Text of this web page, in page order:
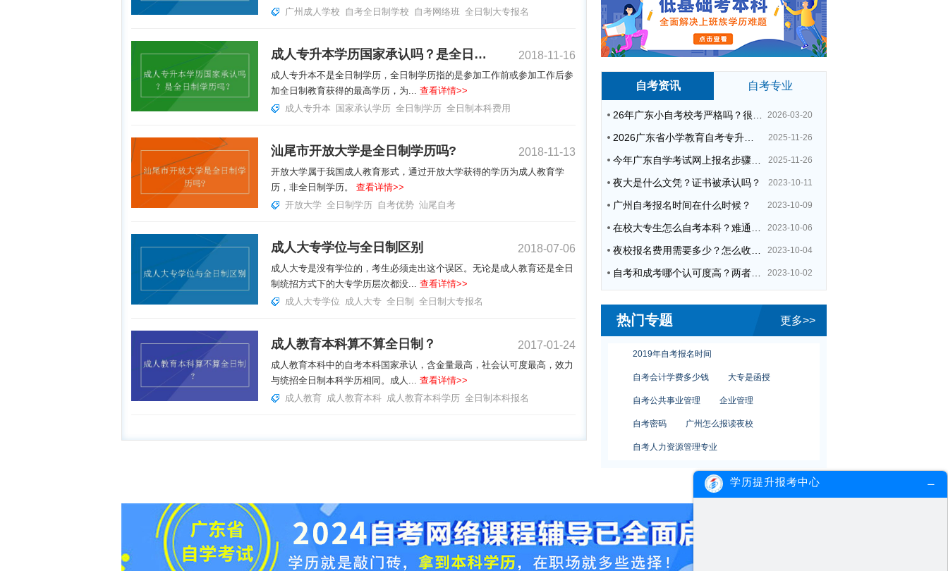
自考资讯 自考专业
26年广东小自考校考严格吗？很简单吗？ 2026-03-20
2026广东省小学教育自考专升本考试科目（+指引） 2025-11-26
今年广东自学考试网上报名步骤（全） 2025-11-26
夜大是什么文凭？证书被承认吗？ 2023-10-11
广州自考报名时间在什么时候？ 2023-10-09
在校大专生怎么自考本科？难通过吗？ 2023-10-06
夜校报名费用需要多少？怎么收费的？ 2023-10-04
自考和成考哪个认可度高？两者区别在哪？ 2023-10-02
热门专题 更多>>
自考人力资源管理专业
网络教育专升本含金量 本科专业有哪些
广州教育学院 初中学历自考大专
成人高考夜校 广州读夜校
夜校学习好不好 成人学习方式
自考专升本考试成绩 成人本科考研究生
初中学历自考大专
夜校学习好不好
自考本科报名费
广州成人学校
自考全日制学校 自考网络班 全日制大专报名
成人专升本学历国家承认吗？是全日制学历吗？ 2018-11-16
成人专升本不是全日制学历，全日制学历指的是参加工作前或参加工作后参
加全日制教育获得的最高学历，为... 查看详情>>
成人专升本
国家承认学历 全日制学历 全日制本科费用
汕尾市开放大学是全日制学历吗? 2018-11-13
开放大学属于我国成人教育形式，通过开放大学获得的学历为成人教育学
历，非全日制学历。 查看详情>>
开放大学 全日制学历 自考优势 汕尾自考
成人大专学位与全日制区别 2018-07-06
成人大专是没有学位的，考生必须走出这个误区。无论是成人教育还是全日
制统招方式下的大专学历层次都没... 查看详情>>
成人大专学位 成人大专 全日制 全日制大专报名
成人教育本科算不算全日制？ 2017-01-24
成人教育本科中的自考本科国家承认，含金量最高，社会认可度最高，效力
与统招全日制本科学历相同。成人... 查看详情>>
成人教育 成人教育本科 成人教育本科学历 全日制本科报名
学历提升报考中心